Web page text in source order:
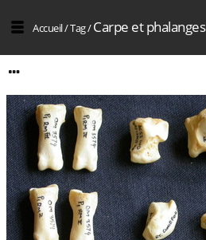
Accueil/Tag/Carpe et phalanges